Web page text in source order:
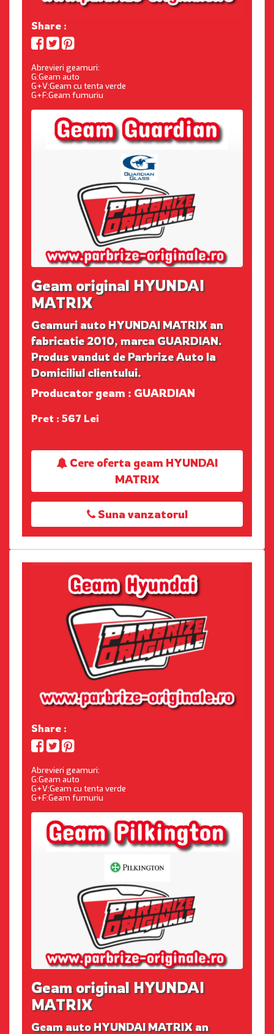
Share :
Abrevieri geamuri:
G:Geam auto
G+V:Geam cu tenta verde
G+F:Geam fumuriu
Geam original HYUNDAI
MATRIX
Geamuri auto HYUNDAI MATRIX an
fabricatie 2010, marca GUARDIAN.
Produs vandut de Parbrize Auto la
Domiciliul clientului.
Producator geam : GUARDIAN
Pret : 567 Lei
Cere oferta geam HYUNDAI
MATRIX
Suna vanzatorul
Share :
Abrevieri geamuri:
G:Geam auto
G+V:Geam cu tenta verde
G+F:Geam fumuriu
Geam original HYUNDAI
MATRIX
Geam auto HYUNDAI MATRIX an